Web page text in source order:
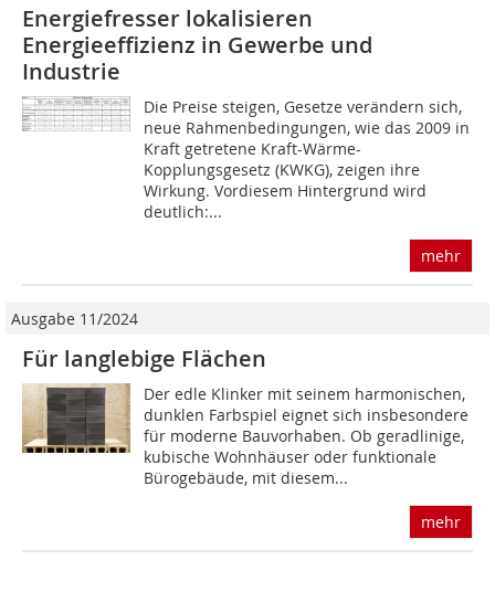
Energiefresser lokalisieren
Energieeffizienz in Gewerbe und
Industrie
Die Preise steigen, Gesetze verändern sich,
neue Rahmenbedingungen, wie das 2009 in
Kraft getretene Kraft-Wärme-
Kopplungsgesetz (KWKG), zeigen ihre
Wirkung. Vordiesem Hintergrund wird
deutlich:...
mehr
Ausgabe 11/2024
Für langlebige Flächen
Der edle Klinker mit seinem harmonischen,
dunklen Farbspiel eignet sich insbesondere
für moderne Bauvorhaben. Ob geradlinige,
kubische Wohnhäuser oder funktionale
Bürogebäude, mit diesem...
mehr